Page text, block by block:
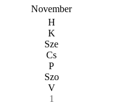
November
H
K
Sze
Cs
P
Szo
V
1